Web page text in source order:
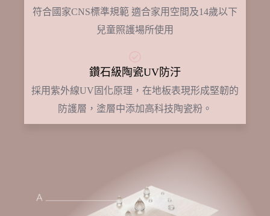
符合國家CNS標準規範 適合家用空間及14歲以下
兒童照護場所使用
鑽石級陶瓷UV防汙
採用紫外線UV固化原理，在地板表現形成堅韌的
防護層，塗層中添加高科技陶瓷粉。